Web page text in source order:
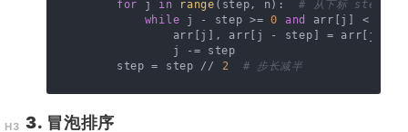
for j in range (step, n): # 从下标 step 遍
while j - step >= 0 and
arr[j] <
arr[j], arr[j - step] = arr[j -
                j -= step
        step = step //
2 # 步长减半
3. 冒泡排序